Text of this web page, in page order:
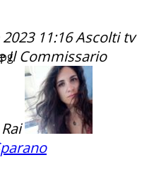
11:16 Ascolti tv
Il Commissario